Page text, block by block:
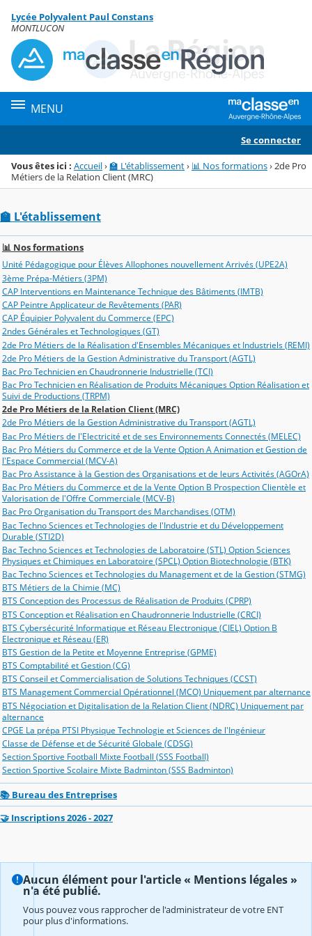
Menu de la rubrique
Contenu
Lycée Polyvalent Paul Constans
MONTLUCON
MENU
Se connecter
Vous êtes ici : Accueil›🏫 L'établissement› 📊 Nos formations› 2de Pro
Métiers de la Relation Client (MRC)
🏫 L'établissement
📊 Nos formations
Unité Pédagogique pour Élèves Allophones nouvellement Arrivés (UPE2A)
3ème Prépa-Métiers (3PM)
CAP Interventions en Maintenance Technique des Bâtiments (IMTB)
CAP Peintre Applicateur de Revêtements (PAR)
CAP Équipier Polyvalent du Commerce (EPC)
2ndes Générales et Technologiques (GT)
2de Pro Métiers de la Réalisation d'Ensembles Mécaniques et Industriels (REMI)
2de Pro Métiers de la Gestion Administrative du Transport (AGTL)
Bac Pro Technicien en Chaudronnerie Industrielle (TCI)
Bac Pro Technicien en Réalisation de Produits Mécaniques Option Réalisation et
Suivi de Productions (TRPM)
2de Pro Métiers de la Relation Client (MRC)
2de Pro Métiers de la Gestion Administrative du Transport (AGTL)
Bac Pro Métiers de l'Electricité et de ses Environnements Connectés (MELEC)
Bac Pro Métiers du Commerce et de la Vente Option A Animation et Gestion de
l'Espace Commercial (MCV-A)
Bac Pro Assistance à la Gestion des Organisations et de leurs Activités (AGOrA)
Bac Pro Métiers du Commerce et de la Vente Option B Prospection Clientèle et
Valorisation de l'Offre Commerciale (MCV-B)
Bac Pro Organisation du Transport des Marchandises (OTM)
Bac Techno Sciences et Technologies de l'Industrie et du Développement
Durable (STI2D)
Bac Techno Sciences et Technologies de Laboratoire (STL) Option Sciences
Physiques et Chimiques en Laboratoire (SPCL) Option Biotechnologie (BTK)
Bac Techno Sciences et Technologies du Management et de la Gestion (STMG)
BTS Métiers de la Chimie (MC)
BTS Conception des Processus de Réalisation de Produits (CPRP)
BTS Conception et Réalisation en Chaudronnerie Industrielle (CRCI)
BTS Cybersécurité Informatique et Réseau Electronique (CIEL) Option B
Electronique et Réseau (ER)
BTS Gestion de la Petite et Moyenne Entreprise (GPME)
BTS Comptabilité et Gestion (CG)
BTS Conseil et Commercialisation de Solutions Techniques (CCST)
BTS Management Commercial Opérationnel (MCO) Uniquement par alternance
BTS Négociation et Digitalisation de la Relation Client (NDRC) Uniquement par
alternance
CPGE La prépa PTSI Physique Technologie et Sciences de l'Ingénieur
Classe de Défense et de Sécurité Globale (CDSG)
Section Sportive Football Mixte Football (SSS Football)
Section Sportive Scolaire Mixte Badminton (SSS Badminton)
📚 Bureau des Entreprises
🤝 Inscriptions 2026 - 2027
Aucun élément pour l'article « Mentions légales »
n'a été publié.
Vous pouvez vous rapprocher de l'administrateur de votre ENT
pour plus d'informations.